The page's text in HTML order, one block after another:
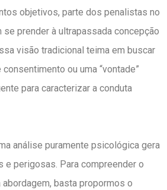
objetivos, parte dos penalistas no
se prender à ultrapassada concepção
visão tradicional teima em buscar
ou uma “vontade”
para caracterizar a conduta
análise puramente psicológica gera
perigosas. Para compreender o
basta propormos o